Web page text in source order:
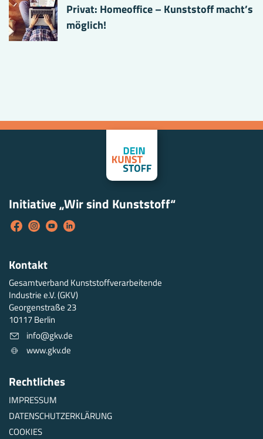
Privat: Homeoffice – Kunststoff macht’s
möglich!
Kontakt
Gesamtverband Kunststoffverarbeitende
Industrie e.V. (GKV)
Georgenstraße 23
10117 Berlin
info@gkv.de
www.gkv.de
Initiative „Wir sind Kunststoff“
Rechtliches
IMPRESSUM
DATENSCHUTZERKLÄRUNG
COOKIES